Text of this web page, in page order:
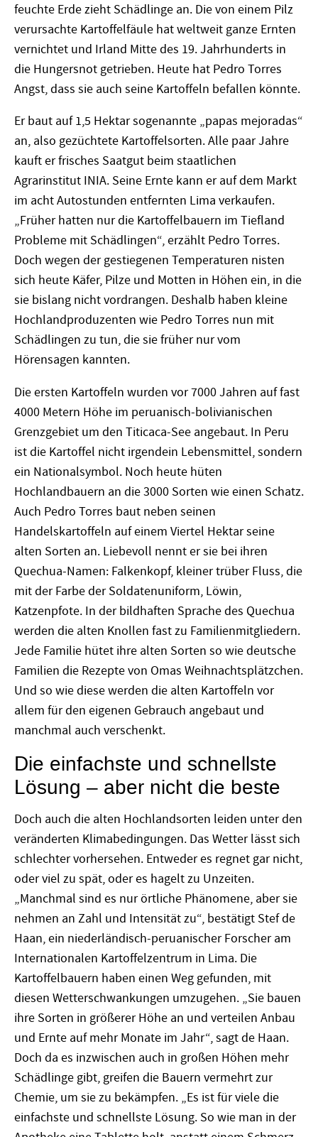
feuchte Erde zieht Schädlinge an. Die von einem Pilz
verursachte Kartoffelfäule hat weltweit ganze Ernten
vernichtet und Irland Mitte des 19. Jahrhunderts in
die Hungersnot getrieben. Heute hat Pedro Torres
Angst, dass sie auch seine Kartoffeln befallen könnte.
Er baut auf 1,5 Hektar sogenannte „papas mejoradas“
an, also gezüchtete Kartoffelsorten. Alle paar Jahre
kauft er frisches Saatgut beim staatlichen
Agrarinstitut INIA. Seine Ernte kann er auf dem Markt
im acht Autostunden entfernten Lima verkaufen.
„Früher hatten nur die Kartoffelbauern im Tiefland
Probleme mit Schädlingen“, erzählt Pedro Torres.
Doch wegen der gestiegenen Temperaturen nisten
sich heute Käfer, Pilze und Motten in Höhen ein, in die
sie bislang nicht vordrangen. Deshalb haben kleine
Hochlandproduzenten wie Pedro Torres nun mit
Schädlingen zu tun, die sie früher nur vom
Hörensagen kannten.
Die ersten Kartoffeln wurden vor 7000 Jahren auf fast
4000 Metern Höhe im peruanisch-bolivianischen
Grenzgebiet um den Titicaca-See angebaut. In Peru
ist die Kartoffel nicht irgendein Lebensmittel, sondern
ein Nationalsymbol. Noch heute hüten
Hochlandbauern an die 3000 Sorten wie einen Schatz.
Auch Pedro Torres baut neben seinen
Handelskartoffeln auf einem Viertel Hektar seine
alten Sorten an. Liebevoll nennt er sie bei ihren
Quechua-Namen: Falkenkopf, kleiner trüber Fluss, die
mit der Farbe der Soldatenuniform, Löwin,
Katzenpfote. In der bildhaften Sprache des Quechua
werden die alten Knollen fast zu Familienmitgliedern.
Jede Familie hütet ihre alten Sorten so wie deutsche
Familien die Rezepte von Omas Weihnachtsplätzchen.
Und so wie diese werden die alten Kartoffeln vor
allem für den eigenen Gebrauch angebaut und
manchmal auch verschenkt.
Die einfachste und schnellste
Lösung – aber nicht die beste
Doch auch die alten Hochlandsorten leiden unter den
veränderten Klimabedingungen. Das Wetter lässt sich
schlechter vorhersehen. Entweder es regnet gar nicht,
oder viel zu spät, oder es hagelt zu Unzeiten.
„Manchmal sind es nur örtliche Phänomene, aber sie
nehmen an Zahl und Intensität zu“, bestätigt Stef de
Haan, ein niederländisch-peruanischer Forscher am
Internationalen Kartoffelzentrum in Lima. Die
Kartoffelbauern haben einen Weg gefunden, mit
diesen Wetterschwankungen umzugehen. „Sie bauen
ihre Sorten in größerer Höhe an und verteilen Anbau
und Ernte auf mehr Monate im Jahr“, sagt de Haan.
Doch da es inzwischen auch in großen Höhen mehr
Schädlinge gibt, greifen die Bauern vermehrt zur
Chemie, um sie zu bekämpfen. „Es ist für viele die
einfachste und schnellste Lösung. So wie man in der